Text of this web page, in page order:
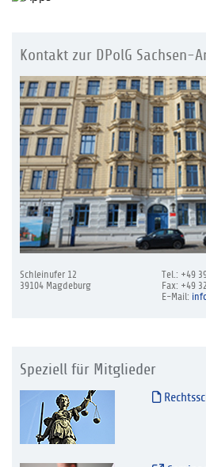
Kontakt zur DPolG Sachsen-
Schleinufer 12
39104 Magdeburg
Tel.: +49
Fax: +49
E-Mail:
Speziell für Mitglieder